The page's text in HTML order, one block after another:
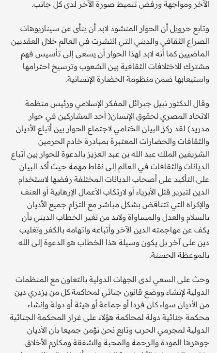
الآخر ومواجهة ورفض تنميط صورة الآخر لدى كل جانب.
وتابع حرويل أن الحوار المنشود لابد أن ينأى عن سيناريوهات
الصراع الثقافي والديني التي انتشرت في العالم خلال العقديين
الماضيين كما أنه لابد لهذا الحوار أن يسعى إلى تأسيس فهم
مشترك للاختلافات الثقافية بين الشعوب وترسيخ احترامها
واستيعابها ضمن منظومة الحضارة الإنسانية.
وقال الدكتور نبيل جبرائل المفكر الإسلامي ورئيس منظمة
الاتحاد المصري لحقوق الإنسان( أحد المشاركين في حوار
مدريد) لقد ركز البيان الختامي لاجتماع الحوار بين أتباع الأديان
والثقافات والحضارات المعتبرة بمبادرة خادم الحرمين
الشريفين الملك عبد الله بن عبد العزيز بالدعوة للحوار بين أتباع
الديانات والثقافات في العالم إلى نقاط مهمة حيث أكد البيان
على التأكيد على أصحاب الديانات المختلفة رفضها لاستخدام
الدين لتبرير قتل الأبرياء أو لارتكاب الأعمال الإرهابية أو العنف
والإكراه التي تتناقض بشكل مباشر مع التزام جميع الأديان
بالسلام والعدل والمساواة ولابد من تغير الخطاب الديني بأن
يكف عن مهاجمته الدين الآخر وأتباعه واتهامه بالكفر وتغليب
دين على آخر بل يكون وسيلة هذا الخطاب هو الدعوة إلى الله
بالموعظة الحسنة.
وحث على السعي لدى الجهات الدولية بالتعاون مع المنظمات
الدولية لإنشاء ووضع قانون جنائي لمحاكمة كل من يزدري دين
من الأديان سواء كان فردا أو جماعة أو هيئة أو دولة وإنشاء
محكمة جنائية دولة لمحاكمة هؤلاء على غرار المحكمة الجنائية
الدولية لمجرمي الحرب وتابع نحن نؤمن جميعا بأن الأديان
جوهرها المودة والرحمة والمحبة والشفقة ومكارم الأخلاق